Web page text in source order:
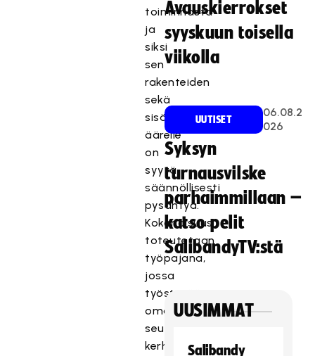
toiminnasta
ja
siksi
sen
rakenteiden
sekä
sisältöjen
äärelle
on
syytä
säännöllisesti
pysähtyä.
Kokonaisuus
toteutetaan
työpajana,
jossa
työstetään
oman
seuran
kerhotoiminnan
Avauskierrokset
syyskuun toisella
viikolla
UUTISET
06.08.2
026
Syksyn
turnausvilske
parhaimmillaan –
katso pelit
SalibandyTV:stä
UUSIMMAT
Salibandy